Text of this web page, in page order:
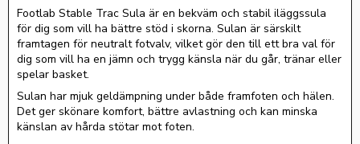
Footlab Stable Trac Sula är en bekväm och stabil iläggssula
för dig som vill ha bättre stöd i skorna. Sulan är särskilt
framtagen för neutralt fotvalv, vilket gör den till ett bra val för
dig som vill ha en jämn och trygg känsla när du går, tränar eller
spelar basket.
Sulan har mjuk geldämpning under både framfoten och hälen.
Det ger skönare komfort, bättre avlastning och kan minska
känslan av hårda stötar mot foten.